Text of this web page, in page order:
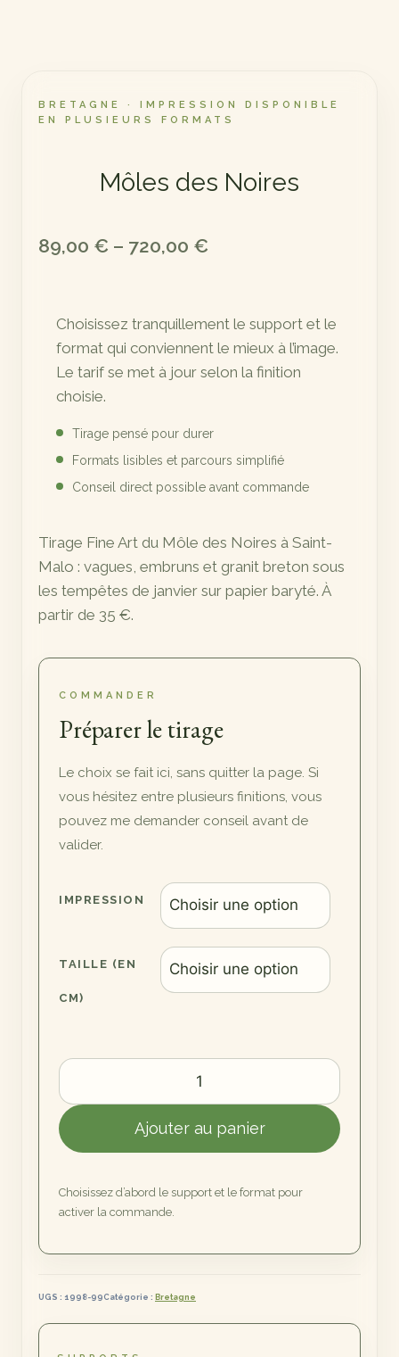
BRETAGNE · IMPRESSION DISPONIBLE
EN PLUSIEURS FORMATS
Môles des Noires
89,00 € – 720,00 €
Plage
89,00 €
720,00 €
Choisissez tranquillement le support et le
format qui conviennent le mieux à l’image.
Le tarif se met à jour selon la finition
choisie.
Tirage pensé pour durer
Formats lisibles et parcours simplifié
Conseil direct possible avant commande
Tirage Fine Art du Môle des Noires à Saint-
Malo : vagues, embruns et granit breton sous
les tempêtes de janvier sur papier baryté. À
partir de 35 €.
COMMANDER
Préparer le tirage
Le choix se fait ici, sans quitter la page. Si
vous hésitez entre plusieurs finitions, vous
pouvez me demander conseil avant de
valider.
IMPRESSION
TAILLE (EN
CM)
quantité
de
Môles
des
Ajouter au panier
Choisissez d’abord le support et le format pour
activer la commande.
UGS : 1998-99Catégorie : Bretagne